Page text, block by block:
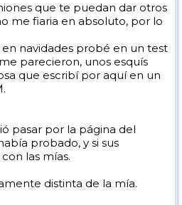
que te puedan dar otros
me fiaria en absoluto, por lo
navidades probé en un test
parecieron, unos esquís
que escribí por aquí en un
pasar por la página del
probado, y si sus
las mías.
distinta de la mía.